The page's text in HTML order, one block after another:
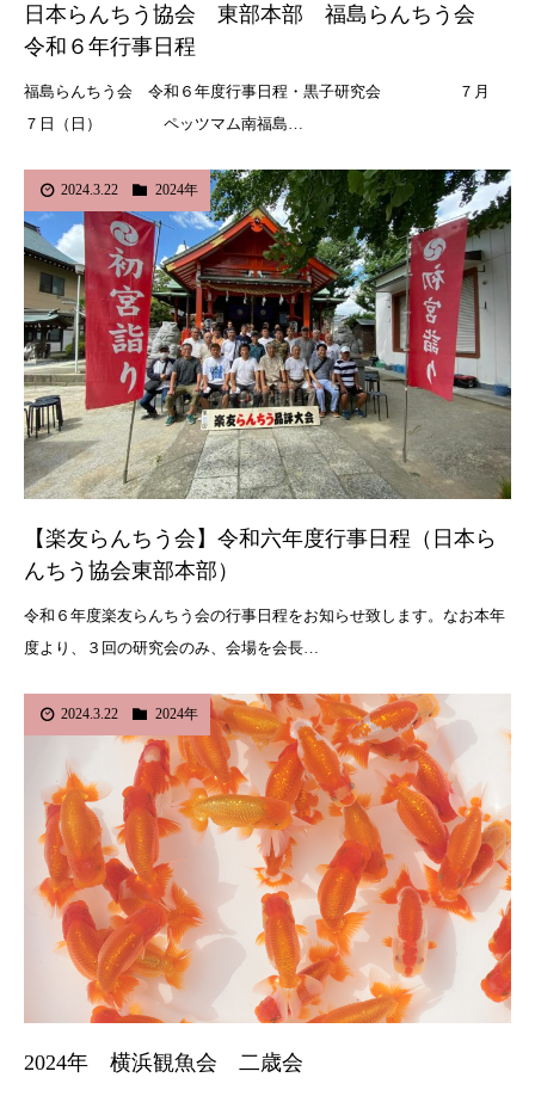
日本らんちう協会 東部本部 福島らんちう会
令和６年行事日程
福島らんちう会 令和６年度行事日程・黒子研究会 ７月
７日（日） ペッツマム南福島…
2024.3.22 2024年
【楽友らんちう会】令和六年度行事日程（日本ら
んちう協会東部本部）
令和６年度楽友らんちう会の行事日程をお知らせ致します。なお本年
度より、３回の研究会のみ、会場を会長…
2024.3.22 2024年
2024年 横浜観魚会 二歳会